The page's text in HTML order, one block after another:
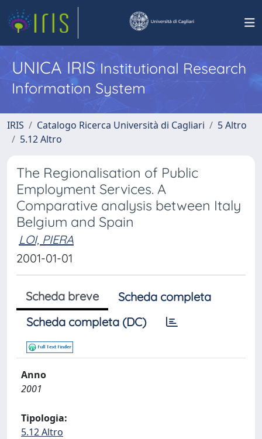
UNICA IRISInstitutional Research
Information System
IRIS Catalogo Ricerca Università di Cagliari
5 Altro
5.12 Altro
The Regionalisation of Public
Employment Services. A
Comparative analysis between Italy
Belgium and Spain
LOI, PIERA
2001-01-01
Scheda breve
Scheda completa
Scheda completa (DC)
Anno
2001
Tipologia:
5.12 Altro